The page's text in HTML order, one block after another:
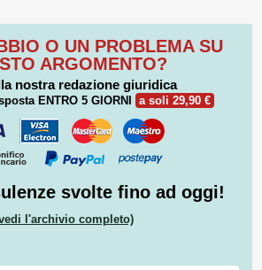
O UN PROBLEMA SU
ARGOMENTO?
nostra redazione giuridica
ENTRO 5 GIORNI a soli 29,90 €
svolte fino ad oggi!
l'archivio completo)